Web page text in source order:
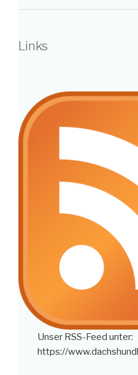
Links
Unser RSS-Feed unter:
https://